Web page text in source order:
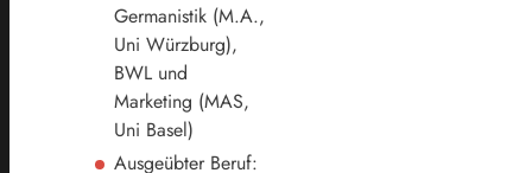
Germanistik (M.A.,
Uni Würzburg),
BWL und
Marketing (MAS,
Uni Basel)
Ausgeübter Beruf: